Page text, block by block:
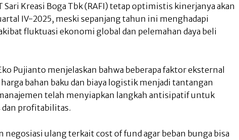
Sari Kreasi Boga Tbk (RAFI) tetap optimistis kinerjanya akan
IV-2025, meski sepanjang tahun ini menghadapi
fluktuasi ekonomi global dan pelemahan daya beli
Pujianto menjelaskan bahwa beberapa faktor eksternal
bahan baku dan biaya logistik menjadi tantangan
telah menyiapkan langkah antisipatif untuk
dan profitabilitas.
negosiasi ulang terkait cost of fund agar beban bunga bisa